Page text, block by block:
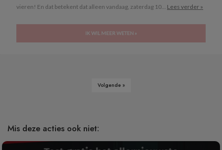
vieren! En dat betekent dat alleen vandaag, zaterdag 10... Lees verder »
IK WIL MEER WETEN »
Volgende »
Mis deze acties ook niet: